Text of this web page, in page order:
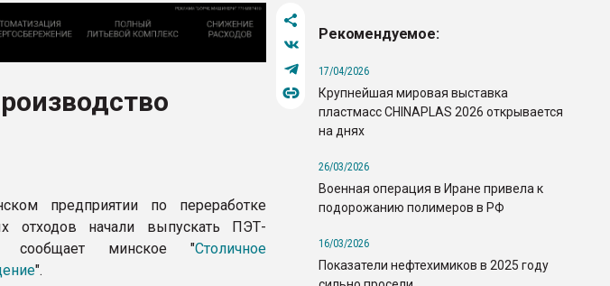
предприятии по переработке
отходов начали выпускать ПЭТ-
сообщает минское "Столичное
".
Рекомендуемое:
17/04/2026
Крупнейшая мировая выставка
пластмасс CHINAPLAS 2026 открывается
на днях
26/03/2026
Военная операция в Иране привела к
подорожанию полимеров в РФ
16/03/2026
Показатели нефтехимиков в 2025 году